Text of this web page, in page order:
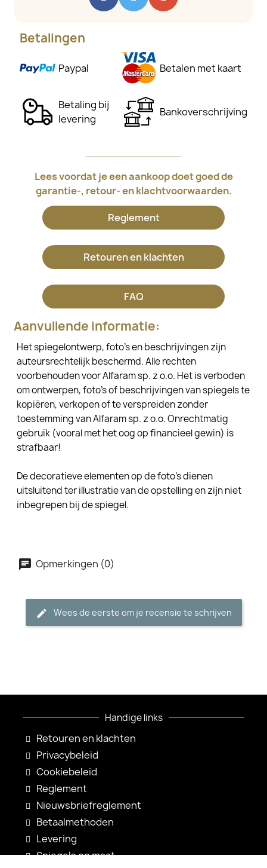
Betalingen
Paypal Betalen met kaart
Betaling bij
levering
Bankoverschrijving
Lees voordat je een aankoop doet goed de
garantie-, retour- en klachtvoorwaarden.
Reglement
Retouren en klachten
FAQ
Aanvullende informatie:
Het spiegelontwerp, foto's en beschrijvingen zijn
auteursrechtelijk beschermd. Alle rechten
voorbehouden voor Alfaram sp. z o.o. Het is verboden
om ontwerpen, foto's of beschrijvingen van spiegels te
kopiëren, verkopen of te verspreiden zonder
toestemming van Alfaram sp. z o.o. Onrechtmatig
gebruik (vooral met het oog op financieel gewin) is
strafbaar!
De decoratieve elementen op de foto's dienen
uitsluitend ter illustratie van de opstelling en zijn niet
inbegrepen bij de spiegel.
Opmerkingen (0)
Wees de eerste om je recensie te schrijven
Handige links
Retouren en klachten
Privacybeleid
Cookiebeleid
Reglement
Nieuwsbriefreglement
Betaalmethoden
Levering
Spiegels op maat